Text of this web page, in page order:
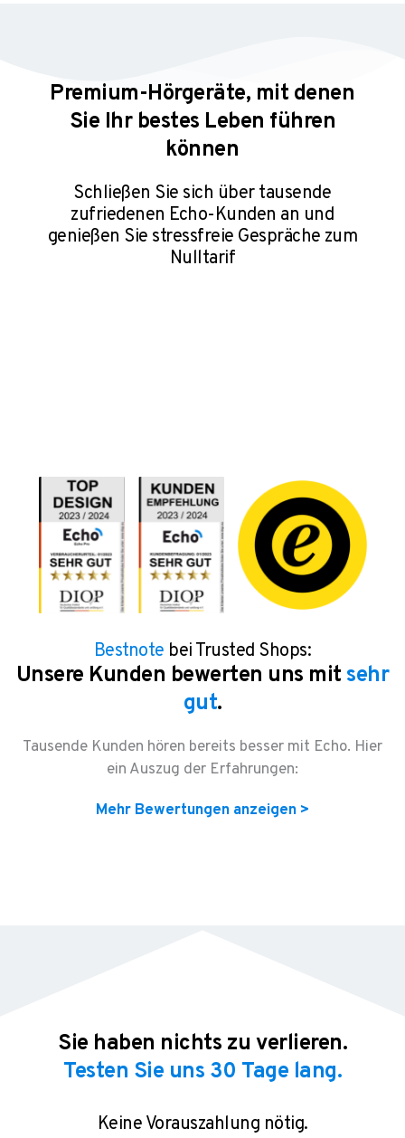
Premium-Hörgeräte, mit denen
Sie Ihr bestes Leben führen
können
Schließen Sie sich über tausende
zufriedenen Echo-Kunden an und
genießen Sie stressfreie Gespräche⁠ zum
Nulltarif
Bestnote bei Trusted Shops:
Unsere Kunden bewerten uns mitsehr
gut.
Tausende Kunden hören bereits besser mit Echo. Hier
ein Auszug der Erfahrungen:
Mehr Bewertungen anzeigen >
Sie haben nichts zu verlieren.
Testen Sie uns 30 Tage lang.
Keine Vorauszahlung nötig.